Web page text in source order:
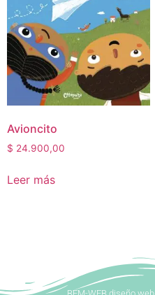
Avioncito
$ 24.900,00
Leer más